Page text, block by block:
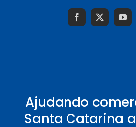
Ajudando
Santa Catarina